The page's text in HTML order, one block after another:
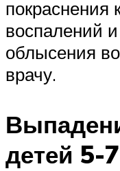
покраснения
воспалений
облысения
врачу.
детей 5-